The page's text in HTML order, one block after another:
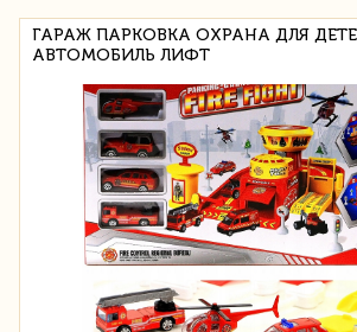
ГАРАЖ ПАРКОВКА ОХРАНА ДЛЯ
АВТОМОБИЛЬ ЛИФТ